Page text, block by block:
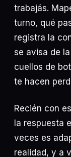
trabajás.
turno, qué
registra la
se avisa de
cuellos de
te hacen
Recién con
la respuesta
veces es
realidad, y a